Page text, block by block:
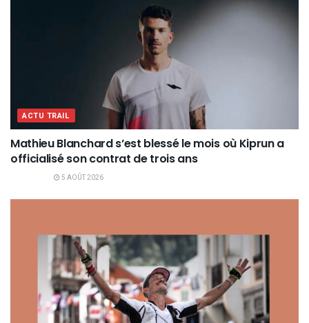
ACTU TRAIL
Mathieu Blanchard s’est blessé le mois où Kiprun a
officialisé son contrat de trois ans
5 AOÛT 2026